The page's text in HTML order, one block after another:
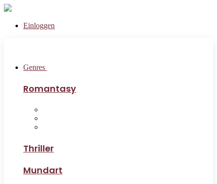
Einloggen
Genres
Romantasy
Thriller
Mundart